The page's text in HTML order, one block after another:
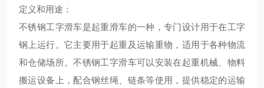
定义和用途：
不锈钢工字滑车是起重滑车的一种，专门设计用于在工字
钢上运行。它主要用于起重及运输重物，适用于各种物流
和仓储场所。不锈钢工字滑车可以安装在起重机械、物料
搬运设备上，配合钢丝绳、链条等使用，提供稳定的运输